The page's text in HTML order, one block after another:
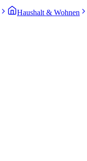
Haushalt & Wohnen